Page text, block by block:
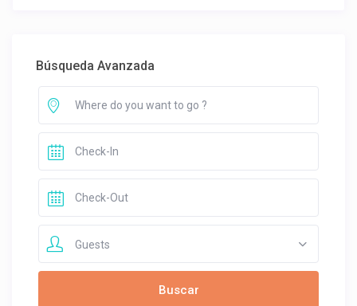
Búsqueda Avanzada
Guests